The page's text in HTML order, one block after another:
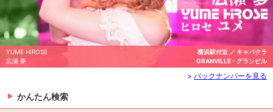
YUME HIROSE
広瀬 夢
横浜駅付近 ／ キャバクラ
GRANVILLE - グランビル
> バックナンバーを見る
かんたん検索